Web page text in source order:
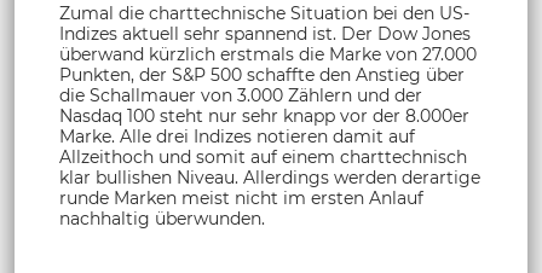
Zumal die charttechnische Situation bei den US-
Indizes aktuell sehr spannend ist. Der Dow Jones
überwand kürzlich erstmals die Marke von 27.000
Punkten, der S&P 500 schaffte den Anstieg über
die Schallmauer von 3.000 Zählern und der
Nasdaq 100 steht nur sehr knapp vor der 8.000er
Marke. Alle drei Indizes notieren damit auf
Allzeithoch und somit auf einem charttechnisch
klar bullishen Niveau. Allerdings werden derartige
runde Marken meist nicht im ersten Anlauf
nachhaltig überwunden.